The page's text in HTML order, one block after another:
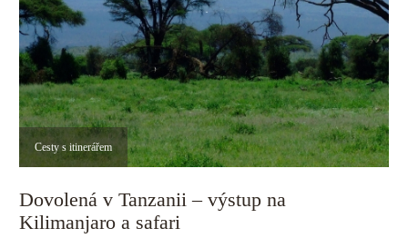
Cesty s itinerářem
Dovolená v Tanzanii – výstup na
Kilimanjaro a safari